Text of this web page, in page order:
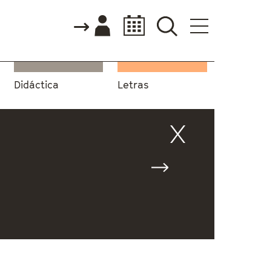
Didáctica Letras